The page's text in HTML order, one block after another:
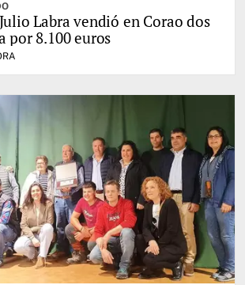
Labra vendió en Corao dos
por 8.100 euros